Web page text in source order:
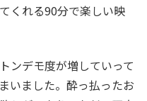
くれる90分で楽しい映
ンデモ度が増していって
いました。酔っ払ったお